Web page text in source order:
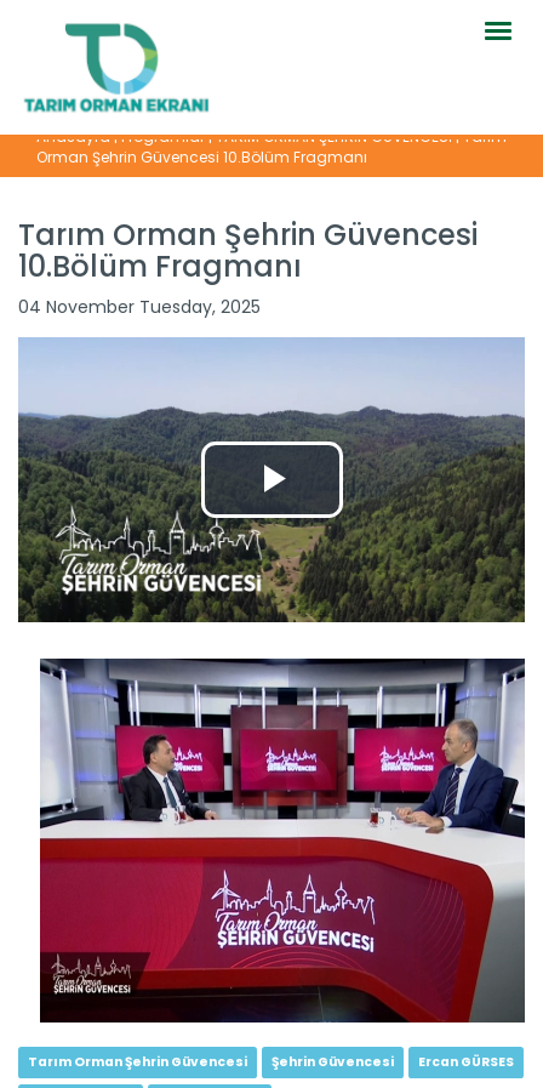
Anasayfa|Programlar|TARIM ORMAN ŞEHRİN GÜVENCESİ|Tarım
Orman Şehrin Güvencesi 10.Bölüm Fragmanı
Tarım Orman Şehrin Güvencesi
10.Bölüm Fragmanı
04 November Tuesday, 2025
Tarım Orman Şehrin Güvencesi Şehrin Güvencesi Ercan GÜRSES
Tarım Orman Şehrin Güvencesi...
Tarım Orman Şehrin Güvencesi...
Tarım Orman Şehrin Güvencesi...
Devamını Oku ->